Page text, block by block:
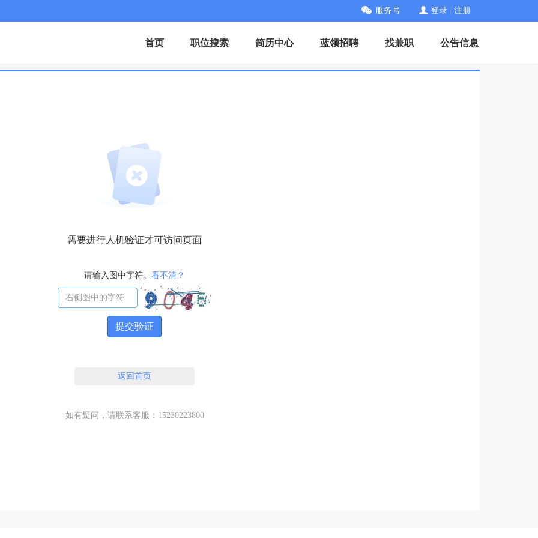
服务号 登录 注册
首页 职位搜索 简历中心 蓝领招聘 找兼职 公告信息
需要进行人机验证才可访问页面
请输入图中字符。 看不清？
提交验证
返回首页
如有疑问，请联系客服：15230223800